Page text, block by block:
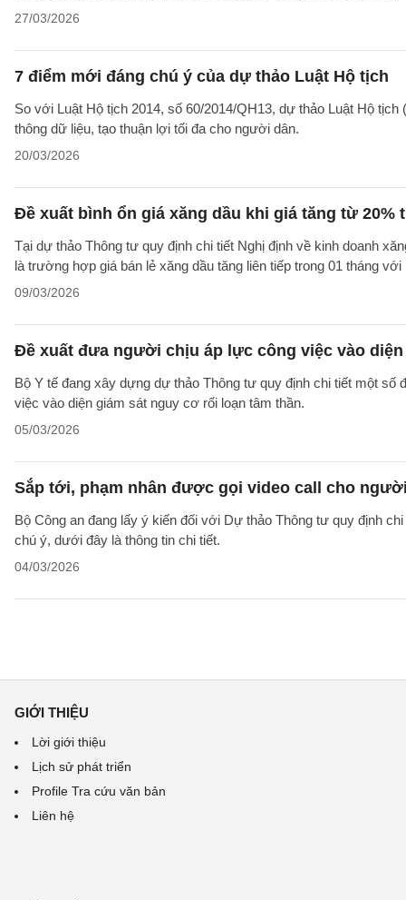
27/03/2026
7 điểm mới đáng chú ý của dự thảo Luật Hộ tịch
So với Luật Hộ tịch 2014, số 60/2014/QH13, dự thảo Luật Hộ
thông dữ liệu, tạo thuận lợi tối đa cho người dân.
20/03/2026
Đề xuất bình ổn giá xăng dầu khi giá tăng từ 20%
Tại dự thảo Thông tư quy định chi tiết Nghị định về kinh doanh
là trường hợp giá bán lẻ xăng dầu tăng liên tiếp trong 01 tháng
09/03/2026
Đề xuất đưa người chịu áp lực công việc vào
Bộ Y tế đang xây dựng dự thảo Thông tư quy định chi tiết một
việc vào diện giám sát nguy cơ rối loạn tâm thần.
05/03/2026
Sắp tới, phạm nhân được gọi video call cho
Bộ Công an đang lấy ý kiến đối với Dự thảo Thông tư quy định
chú ý, dưới đây là thông tin chi tiết.
04/03/2026
GIỚI THIỆU
Lời giới thiệu
Lịch sử phát triển
Profile Tra cứu văn bản
Liên hệ